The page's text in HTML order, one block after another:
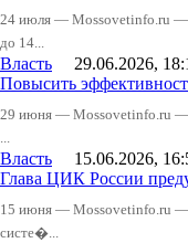
24 июля — Mossovetinfo.ru —
до 14...
Власть 29.06.2026,
Повысить
29 июня — Mossovetinfo.ru —
...
Власть 15.06.2026,
Глава ЦИК России
15 июня — Mossovetinfo.ru —
систе�...